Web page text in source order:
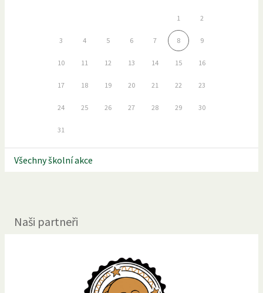
1 2
3 4 5 6 7 8 9
10 11 12 13 14 15 16
17 18 19 20 21 22 23
24 25 26 27 28 29 30
31
Všechny školní akce
Naši partneři